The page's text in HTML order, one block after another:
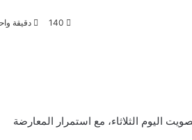
140 دقيقة
اليوم الثلاثاء، مع استمرار المعارضة